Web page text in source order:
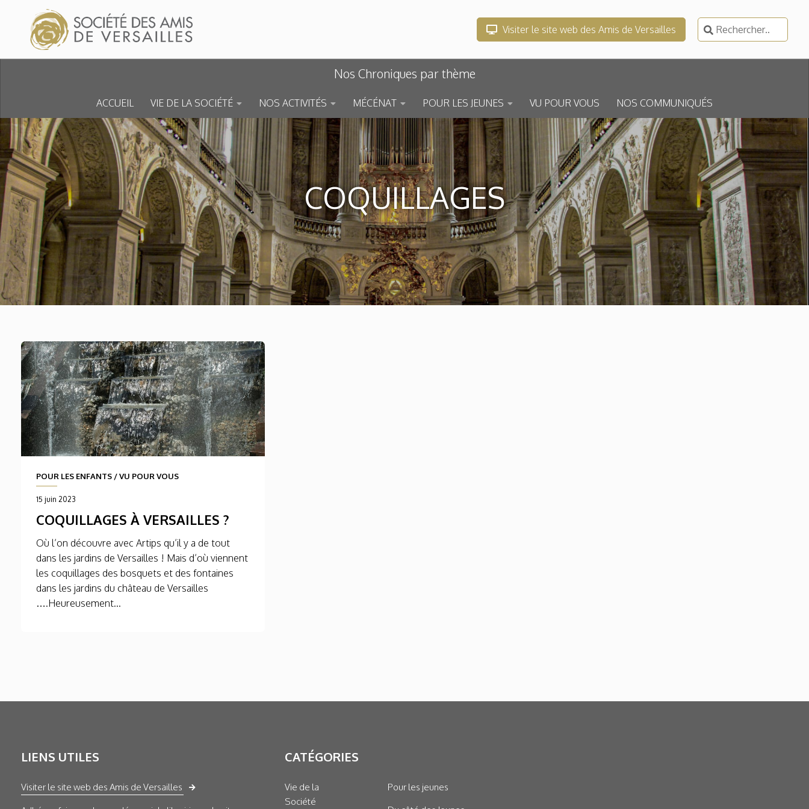
Skip to content
Visiter le site web des Amis de Versailles
Rechercher :
Nos Chroniques par thème
ACCUEIL VIE DE LA SOCIÉTÉ NOS ACTIVITÉS MÉCÉNAT POUR LES JEUNES VU POUR VOUS NOS COMMUNIQUÉS
COQUILLAGES
POUR LES ENFANTS /VU POUR VOUS
15 juin 2023
COQUILLAGES À VERSAILLES ?
Où l’on découvre avec Artips qu’il y a de tout
dans les jardins de Versailles ! Mais d’où viennent
les coquillages des bosquets et des fontaines
dans les jardins du château de Versailles
….Heureusement...
LIENS UTILES
Visiter le site web des Amis de Versailles
CATÉGORIES
Vie de la
Société
Pour les jeunes